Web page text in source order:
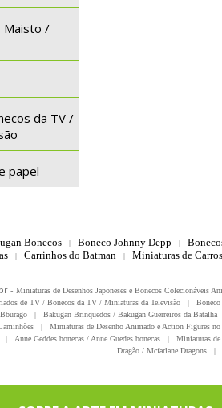
Maisto /
da TV /
papel
Bonecos | Boneco Johnny Depp |
| Carrinhos do Batman | Miniaturas de
- Miniaturas de Desenhos Japoneses e Bonecos Colecionáveis
de TV / Bonecos da TV / Miniaturas da Televisão |
| Bakugan Brinquedos / Bakugan Guerreiros da Batalha
|
Miniaturas de Desenho Animado e Action Figures
| Anne Geddes bonecas / Anne Guedes bonecas |
Miniaturas
Dragão / Mcfarlane Dragons
|